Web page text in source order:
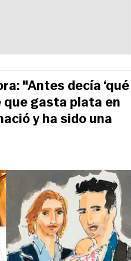
"Antes decía ‘qué
gasta plata en
y ha sido una